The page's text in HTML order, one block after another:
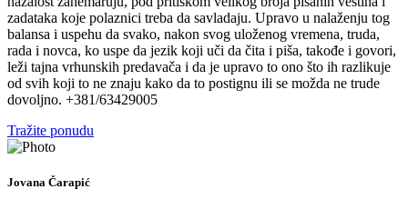
zadataka koje polaznici treba da savladaju. Upravo u nalaženju tog
balansa i uspehu da svako, nakon svog uloženog vremena, truda,
rada i novca, ko uspe da jezik koji uči da čita i piša, takođe i govori,
leži tajna vrhunskih predavača i da je upravo to ono što ih razlikuje
od svih koji to ne znaju kako da to postignu ili se možda ne trude
dovoljno. +381/63429005
Tražite ponudu
Jovana Čarapić